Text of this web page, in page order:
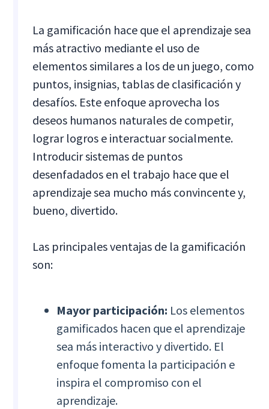
La gamificación hace que el aprendizaje sea
más atractivo mediante el uso de
elementos similares a los de un juego, como
puntos, insignias, tablas de clasificación y
desafíos. Este enfoque aprovecha los
deseos humanos naturales de competir,
lograr logros e interactuar socialmente.
Introducir sistemas de puntos
desenfadados en el trabajo hace que el
aprendizaje sea mucho más convincente y,
bueno, divertido.
Las principales ventajas de la gamificación
son:
Mayor participación: Los elementos
gamificados hacen que el aprendizaje
sea más interactivo y divertido. El
enfoque fomenta la participación e
inspira el compromiso con el
aprendizaje.